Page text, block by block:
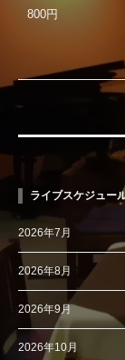
800円
ライブスケジュー
2026年7月
2026年8月
2026年9月
2026年10月